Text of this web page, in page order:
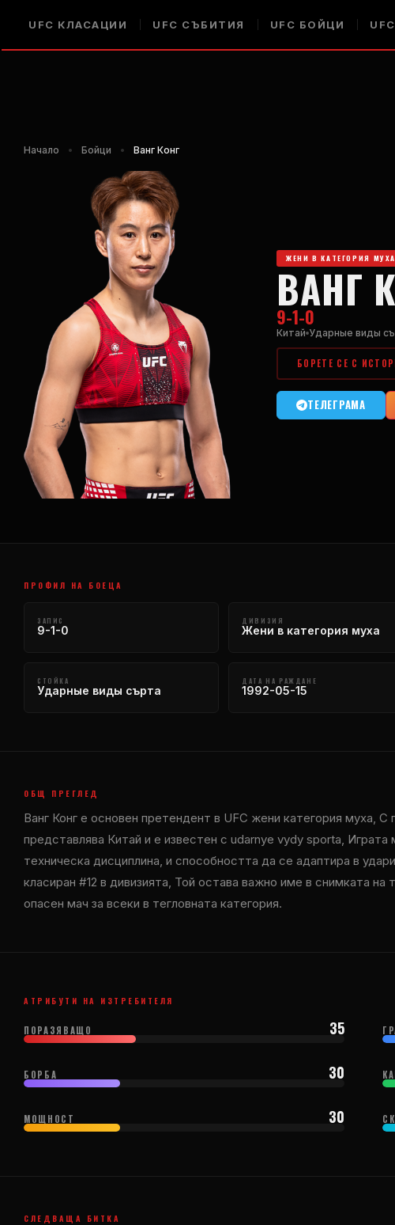
UFC КЛАСАЦИИ UFC СЪБИТИЯ UFC БОЙЦИ UFC
Начало • Бойци • Ванг Конг
ЖЕНИ В КАТЕГОРИЯ МУХА
ВАНГ
9-1-0
Китай Ударные виды
БОРЕТЕ СЕ С
ТЕЛЕГРАМА
ПРОФИЛ НА БОЕЦА
ЗАПИС
9-1-0
ДИВИЗИЯ
Жени в категория муха
СТОЙКА
Ударные виды сърта
ДАТА НА РАЖДАНЕ
1992-05-15
ОБЩ ПРЕГЛЕД
Ванг Конг е основен претендент в UFC жени категория муха, С
представлява Китай и е известен с udarnye vydy sporta, Играта
техническа дисциплина, и способността да се адаптира в
класиран #12 в дивизията, Той остава важно име в снимката на
опасен мач за всеки в тегловната категория.
АТРИБУТИ НА ИЗТРЕБИТЕЛЯ
ПОРАЗЯВАЩО 35
БОРБА 30
МОЩНОСТ 30
СЛЕДВАЩА БИТКА